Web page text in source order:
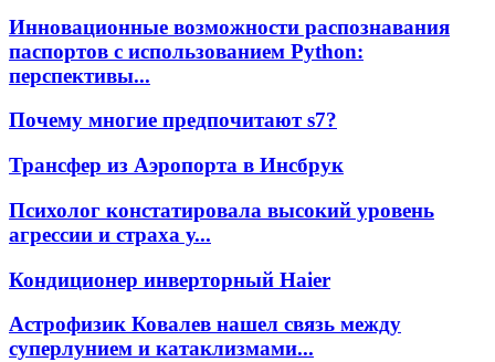
Инновационные возможности распознавания
паспортов с использованием Python:
перспективы...
Почему многие предпочитают s7?
Трансфер из Аэропорта в Инсбрук
Психолог констатировала высокий уровень
агрессии и страха у...
Кондиционер инверторный Haier
Астрофизик Ковалев нашел связь между
суперлунием и катаклизмами...